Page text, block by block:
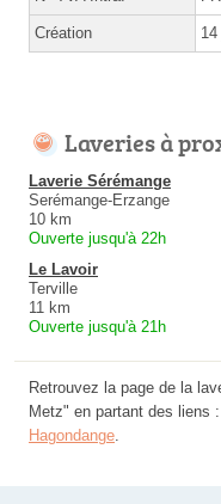
Création
Laveries à
Laverie Sérémange
Serémange-Erzange
10 km
Ouverte jusqu'à 22h
Le Lavoir
Terville
11 km
Ouverte jusqu'à 21h
Retrouvez la page de la
Metz" en partant des liens :
Hagondange